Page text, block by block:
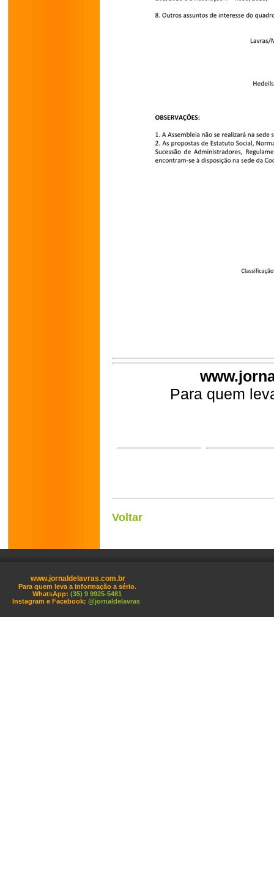
Para quem
Voltar
www.jornaldelavras.com.br
Para quem leva a informação a sério.
WhatsApp: (35) 9 9925-5481
Instagram e Facebook: @jornaldelavras